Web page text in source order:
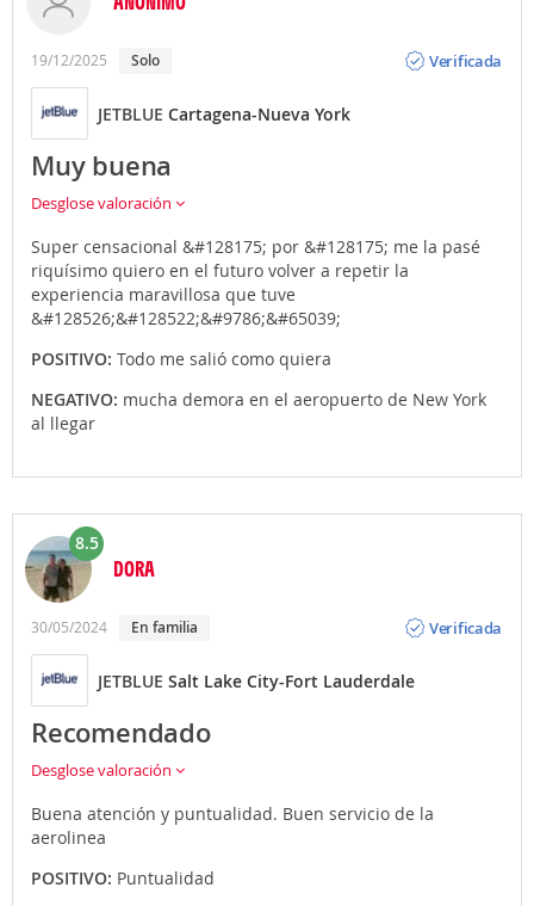
19/12/2025 Solo
Verificada
JETBLUE Cartagena-Nueva York
Muy buena
Desglose valoración
Super censacional &#128175; por &#128175; me la pasé
riquísimo quiero en el futuro volver a repetir la
experiencia maravillosa que tuve
&#128526;&#128522;&#9786;&#65039;
POSITIVO: Todo me salió como quiera
NEGATIVO: mucha demora en el aeropuerto de New York
al llegar
8.5
DORA
30/05/2024 En familia
Verificada
JETBLUE Salt Lake City-Fort Lauderdale
Recomendado
Desglose valoración
Buena atención y puntualidad. Buen servicio de la
aerolinea
POSITIVO: Puntualidad